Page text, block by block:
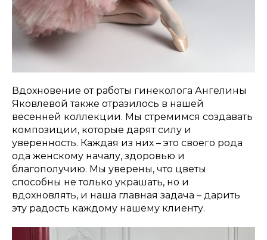
Вдохновение от работы гинеколога Ангелины
Яковлевой также отразилось в нашей
весенней коллекции. Мы стремимся создавать
композиции, которые дарят силу и
уверенность. Каждая из них – это своего рода
ода женскому началу, здоровью и
благополучию. Мы уверены, что цветы
способны не только украшать, но и
вдохновлять, и наша главная задача – дарить
эту радость каждому нашему клиенту.